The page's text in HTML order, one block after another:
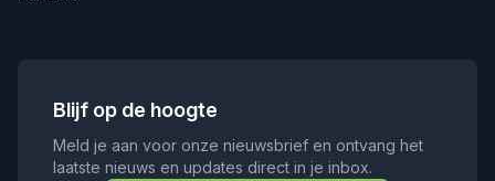
Blijf op de hoogte
Meld je aan voor onze nieuwsbrief en ontvang het
laatste nieuws en updates direct in je inbox.